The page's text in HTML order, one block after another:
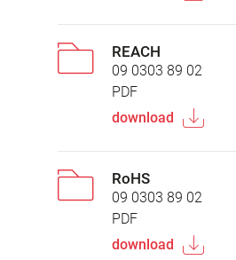
REACH
09 0303 89 02
PDF
download
RoHS
09 0303 89 02
PDF
download